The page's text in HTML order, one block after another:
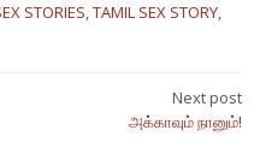
STORIES,TAMIL SEX STORY,
Next post
அக்காவும் நானும்!